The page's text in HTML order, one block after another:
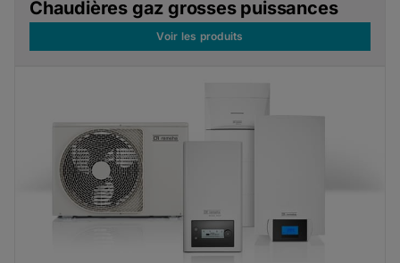
Chaudières gaz grosses puissances
Voir les produits